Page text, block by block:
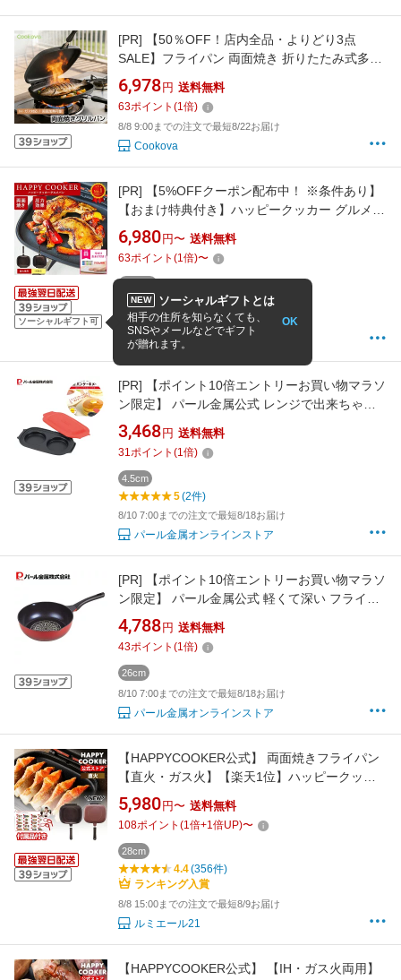
[PR]
【50％OFF！店内全品・よりどり3点
SALE】フライパン 両面焼き 折りたたみ式多機
能 焦げ付き防止 丸洗い可能 家庭用 アウトドア
バーベキュー 魚焼き グリルパン フラットポッ
ト キッチ
6,978 円 送料無料
63ポイント (1倍)
8/8 9:00までの注文で最短8/22お届け
Cookova
ソーシャルギフト可
[PR]
【5%OFFクーポン配布中！ ※条件あり】
【おまけ特典付き】ハッピークッカー グルメパ
ン HAPPYCOOKER 両面フライパン 両面焼きフ
ライパン ih対応 IH対応 ガス火 直火 ハッピー
コール 焼き魚 焼き芋 魚焼き 両面圧力 フライパ
ン アウトドア BBQ グリル キッチングッズ
6,980 円〜 送料無料
63ポイント (1倍)〜
4.62 (13件)
8/8 15:00までの注文で最短8/9お届け
便利な雑貨屋 アットケア
[PR]
【ポイント10倍エントリーお買い物マラソ
ン限定】 パール金属公式 レンジで出来ちゃう
パンケーキメーカー 電子レンジ専用 パンケー
キ 電子レンジ ケーキ D-6701 鍋フライパン 両
面焼きフライパン 鍋 フライパン 料理 ガス火 IH
3,468 円 送料無料
31ポイント (1倍)
4.5cm
5(2件)
8/10 7:00までの注文で最短8/18お届け
パール金属オンラインストア
[PR]
【ポイント10倍エントリーお買い物マラソ
ン限定】 パール金属公式 軽くて深い フライパ
ン レッド 26cm ダイヤモンドコート 深型 極深
煽り鍋 カルフカ HB-4716 鍋フライパン 両面焼
きフライパン 料理 ガス火 キッチン用品
4,788 円 送料無料
43ポイント (1倍)
26cm
8/10 7:00までの注文で最短8/18お届け
パール金属オンラインストア
【HAPPYCOOKER公式】 両面焼きフライパン
【直火・ガス火】【楽天1位】ハッピークッカ
ーグルメパン / 両面フライパン 両面焼きグリル
パン 肉料理 両面焼きフライパン 魚焼きグリル
魚焼き器 グリル プレゼント ホットサンドメー
カー フッ素加工 27cm
5,980 円〜 送料無料
108ポイント (1倍+1倍UP)〜
28cm
4.4(356件)
ランキング入賞
8/8 15:00までの注文で最短8/9お届け
ルミエール21
【HAPPYCOOKER公式】 【IH・ガス火両用】
NEW ソーシャルギフトとは
相手の住所を知らなくても、
SNSやメールなどでギフト
が贈れます。
OK